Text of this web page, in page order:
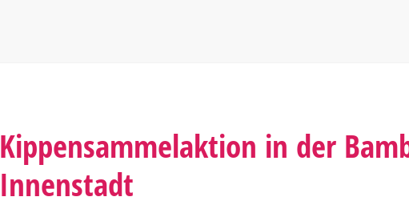
Kippensammelaktion in der
Innenstadt